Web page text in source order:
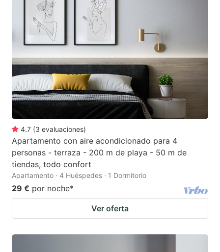
4.7 (3 evaluaciones)
Apartamento con aire acondicionado para 4
personas - terraza - 200 m de playa - 50 m de
tiendas, todo confort
Apartamento · 4 Huéspedes · 1 Dormitorio
29 € por noche*
Ver oferta